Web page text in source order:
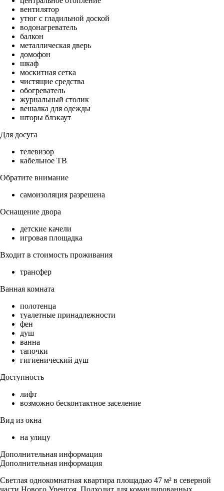
вентилятор
утюг с гладильной доской
водонагреватель
балкон
металлическая дверь
домофон
шкаф
москитная сетка
чистящие средства
обогреватель
журнальный столик
вешалка для одежды
шторы блэкаут
Для досуга
телевизор
кабельное ТВ
Обратите внимание
самоизоляция разрешена
Оснащение двора
детские качели
игровая площадка
Входит в стоимость проживания
трансфер
Ванная комната
полотенца
туалетные принадлежности
фен
душ
ванна
тапочки
гигиенический душ
Доступность
лифт
возможно бесконтактное заселение
Вид из окна
на улицу
Дополнительная информация
Дополнительная информация
Светлая однокомнатная квартира площадью 47 м² в северной
части Нового Уренгоя. Подходит для командированных